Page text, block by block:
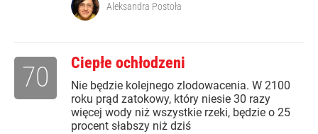
Aleksandra Postoła
Ciepłe ochłodzeni
Nie będzie kolejnego zlodowacenia. W 2100
roku prąd zatokowy, który niesie 30 razy
więcej wody niż wszystkie rzeki, będzie o 25
procent słabszy niż dziś
70